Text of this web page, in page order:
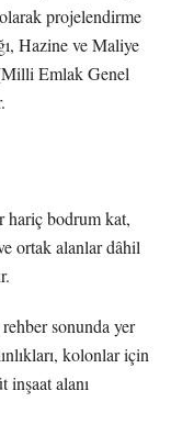
projelendirme
Hazine ve Maliye
Emlak Genel
hariç bodrum kat,
ortak alanlar dâhil
rehber sonunda yer
kolonlar için
inşaat alanı